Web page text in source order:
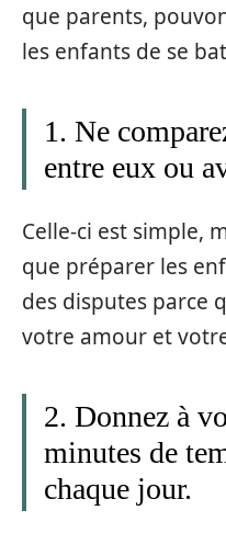
que parents,
les enfants de se
1. Ne
entre eux ou
Celle-ci est simple,
que préparer les
des disputes parce
votre amour et
2. Donnez à
minutes de
chaque jour.